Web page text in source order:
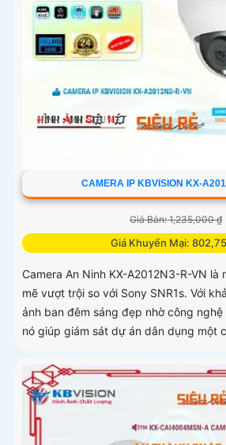
CAMERA IP KBVISION KX-
Giá Bán: 1,235,000 ₫
Giá Khuyến Mại:
Camera An Ninh KX-A2012N3-R-VN là
mẽ vượt trội so với Sony SNR1s. Với
ảnh ban đêm sáng đẹp nhờ công
nó giúp giám sát dự án dân dụng một